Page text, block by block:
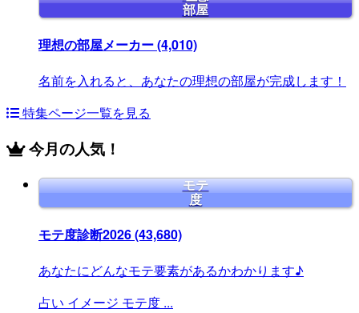
部屋
理想の部屋メーカー(4,010)
名前を入れると、あなたの理想の部屋が完成します！
特集ページ一覧を見る
今月の人気！
モテ
度
モテ度診断2026(43,680)
あなたにどんなモテ要素があるかわかります♪
占い イメージ モテ度 ...